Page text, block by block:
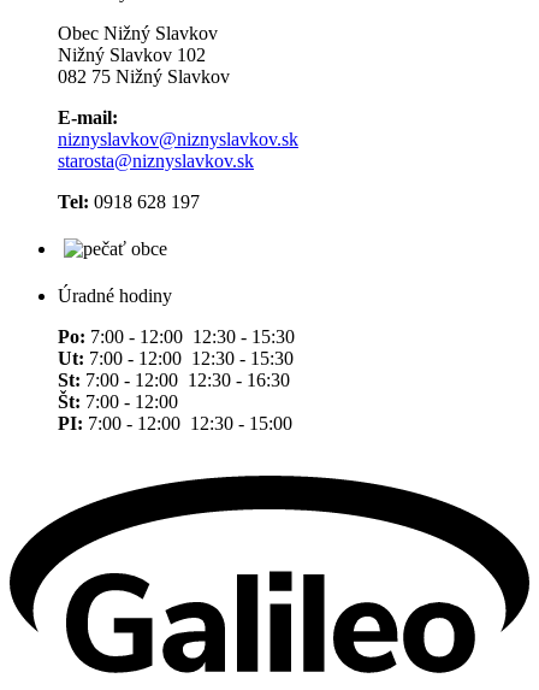
Obec Nižný Slavkov
Nižný Slavkov 102
082 75 Nižný Slavkov
E-mail:
niznyslavkov@niznyslavkov.sk
starosta@niznyslavkov.sk
Tel: 0918 628 197
Úradné hodiny
Po: 7:00 - 12:00 12:30 - 15:30
Ut: 7:00 - 12:00 12:30 - 15:30
St: 7:00 - 12:00 12:30 - 16:30
Št: 7:00 - 12:00
PI: 7:00 - 12:00 12:30 - 15:00